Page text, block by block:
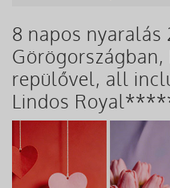
8 napos nyaralás
Görögországban,
repülővel, all
Lindos